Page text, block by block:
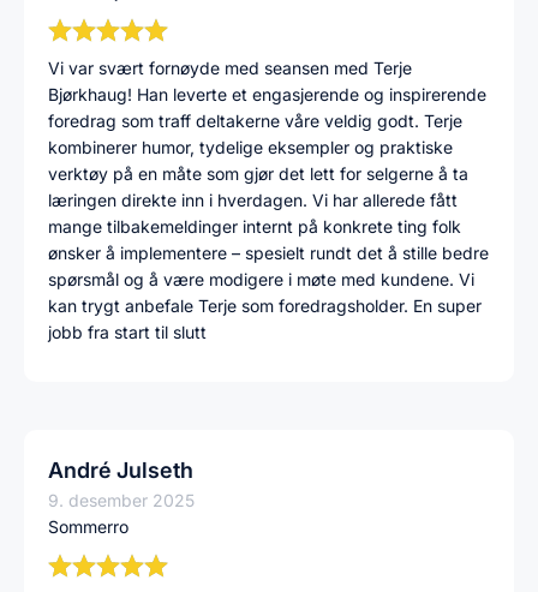
Vi var svært fornøyde med seansen med Terje
Bjørkhaug! Han leverte et engasjerende og inspirerende
foredrag som traff deltakerne våre veldig godt. Terje
kombinerer humor, tydelige eksempler og praktiske
verktøy på en måte som gjør det lett for selgerne å ta
læringen direkte inn i hverdagen. Vi har allerede fått
mange tilbakemeldinger internt på konkrete ting folk
ønsker å implementere – spesielt rundt det å stille bedre
spørsmål og å være modigere i møte med kundene. Vi
kan trygt anbefale Terje som foredragsholder. En super
jobb fra start til slutt
André Julseth
9. desember 2025
Sommerro